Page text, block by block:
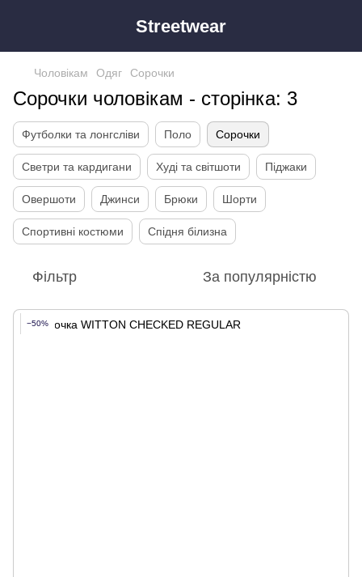
Streetwear
Чоловікам Одяг Сорочки
Сорочки чоловікам - сторінка: 3
Футболки та лонгсліви Поло Сорочки
Светри та кардигани Худі та світшоти Піджаки
Овершоти Джинси Брюки Шорти
Спортивні костюми Спідня білизна
Фільтр За популярністю
−50%